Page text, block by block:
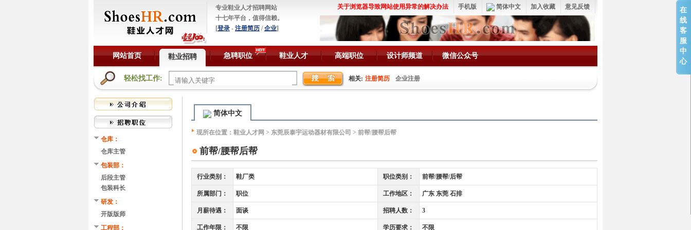
专业鞋业人才招聘网站
十七年平台，值得信赖。
[登录 - 注册简历 /企业]
意见反馈
加入收藏
简体中文
手机版
关于浏览器导致网站使用异常的解决办法
网站首页 鞋业招聘 急聘职位 鞋业人才 高端职位 设计师频道 微信公众号
轻松找工作: 相关: 注册简历 企业注册
简体中文
现所在位置： 鞋业人才网 > 东莞辰泰宇运动器材有限公司 > 前帮/腰帮后帮
前帮/腰帮后帮
行业类别： 鞋厂类 职位类别： 前帮/腰帮/后帮
所属部门： 职位 工作地区： 广东 东莞 石排
月薪待遇： 面谈 招聘人数： 3
工作年限： 不限 学历要求： 不限
仓库：
仓库主管
包装部：
后段主管
包装科长
研发：
开版版师
工程部：
在
线
客
服
中
心